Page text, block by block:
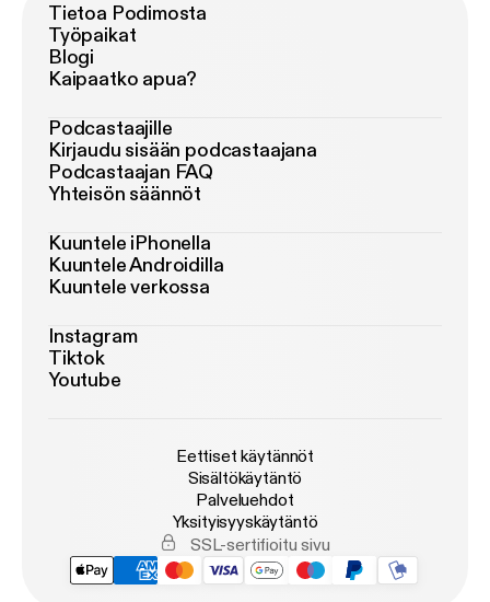
Tietoa Podimosta
Työpaikat
Blogi
Kaipaatko apua?
Podcastaajille
Kirjaudu sisään podcastaajana
Podcastaajan FAQ
Yhteisön säännöt
Kuuntele iPhonella
Kuuntele Androidilla
Kuuntele verkossa
Instagram
Tiktok
Youtube
Eettiset käytännöt
Sisältökäytäntö
Palveluehdot
Yksityisyyskäytäntö
SSL-sertifioitu sivu